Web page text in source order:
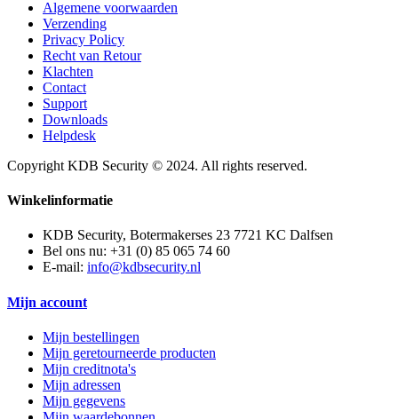
Algemene voorwaarden
Verzending
Privacy Policy
Recht van Retour
Klachten
Contact
Support
Downloads
Helpdesk
Copyright KDB Security © 2024. All rights reserved.
Winkelinformatie
KDB Security, Botermakerses 23 7721 KC Dalfsen
Bel ons nu: +31 (0) 85 065 74 60
E-mail: info@kdbsecurity.nl
Mijn account
Mijn bestellingen
Mijn geretourneerde producten
Mijn creditnota's
Mijn adressen
Mijn gegevens